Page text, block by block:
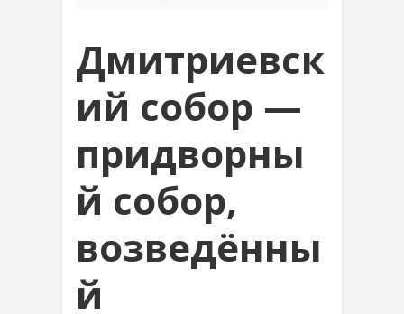
Дмитриевск
ий собор —
придворны
й собор,
возведённы
й